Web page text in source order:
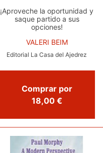
¡Aproveche la oportunidad y
saque partido a sus
opciones!
VALERI BEIM
Editorial La Casa del Ajedrez
Comprar por
18,00 €